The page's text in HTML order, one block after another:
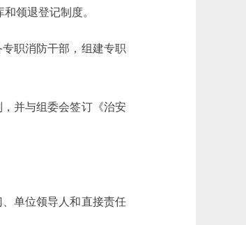
领退登记制度。
职消防干部，组建专职
并与组委会签订《治安
单位领导人和直接责任